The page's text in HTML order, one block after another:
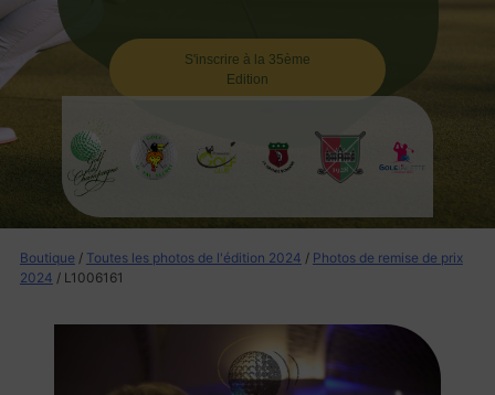
S'inscrire à la 35ème
Edition
Boutique / Toutes les photos de l'édition 2024 / Photos de remise de prix
2024 / L1006161